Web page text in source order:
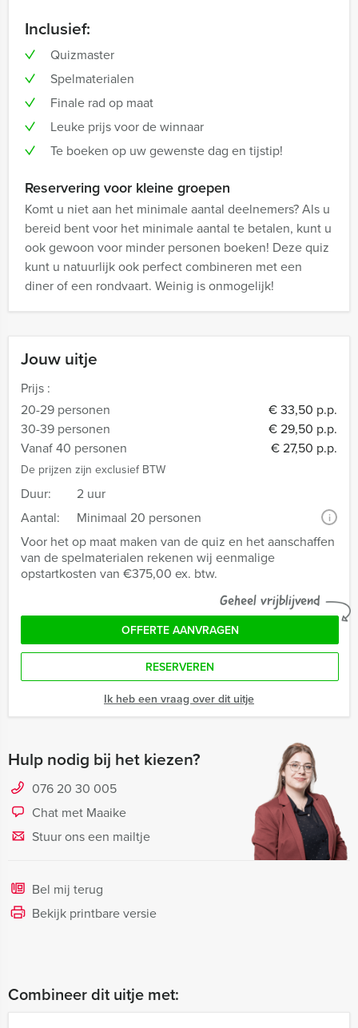
Jouw uitje
Prijs :
20-29 personen
€ 33,50 p.p.
30-39 personen
€ 29,50 p.p.
Vanaf 40 personen
€ 27,50 p.p.
De prijzen zijn exclusief BTW
Duur:
2 uur
Aantal:
Minimaal 20 personen i
Voor het op maat maken van de quiz en het aanschaffen
van de spelmaterialen rekenen wij eenmalige
opstartkosten van €375,00 ex. btw.
Geheel vrijblijvend
OFFERTE AANVRAGEN
RESERVEREN
Ik heb een vraag over dit uitje
Hulp nodig bij het kiezen?
076 20 30 005
Chat met Maaike
Stuur ons een mailtje
Bel mij terug
Bekijk printbare versie
Inclusief:
Quizmaster
Spelmaterialen
Finale rad op maat
Leuke prijs voor de winnaar
Te boeken op uw gewenste dag en tijstip!
Reservering voor kleine groepen
Komt u niet aan het minimale aantal deelnemers? Als u
bereid bent voor het minimale aantal te betalen, kunt u
ook gewoon voor minder personen boeken! Deze quiz
kunt u natuurlijk ook perfect combineren met een
diner of een rondvaart. Weinig is onmogelijk!
Combineer dit uitje met: